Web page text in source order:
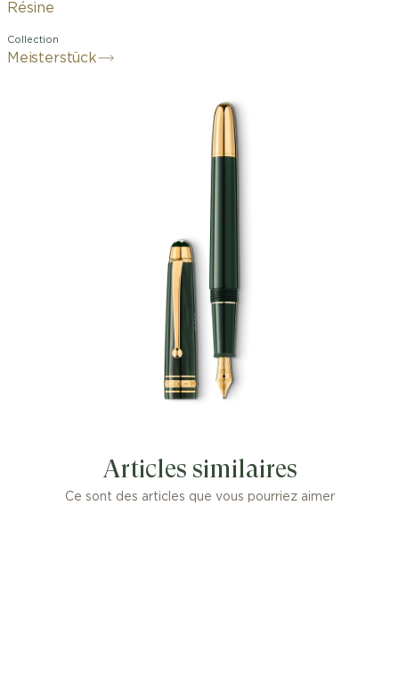
Résine
Collection
Meisterstück
Articles similaires
Ce sont des articles que vous pourriez aimer